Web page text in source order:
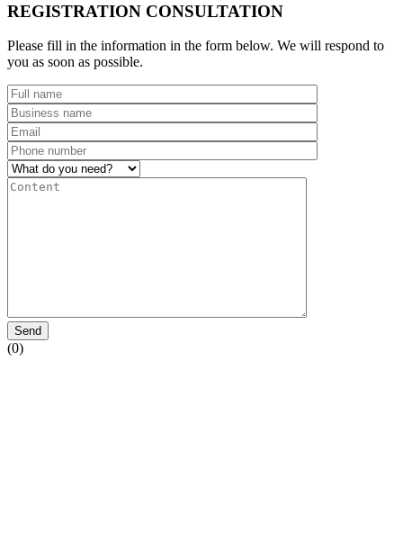
REGISTRATION CONSULTATION
Please fill in the information in the form below. We will respond to
you as soon as possible.
Send
(0)